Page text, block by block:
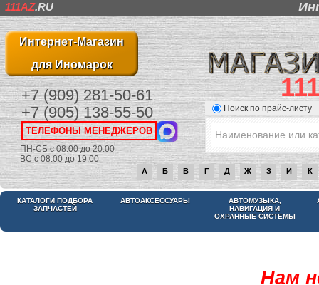
111AZ.RU
Интернет-Магазин
для Иномарок
+7 (909) 281-50-61
+7 (905) 138-55-50
ТЕЛЕФОНЫ МЕНЕДЖЕРОВ
ПН-СБ с 08:00 до 20:00
ВС с 08:00 до 19:00
Поиск по прайс-листу
А Б В Г Д Ж З И К
КАТАЛОГИ ПОДБОРА
ЗАПЧАСТЕЙ
АВТОАКСЕССУАРЫ
АВТОМУЗЫКА,
НАВИГАЦИЯ И
ОХРАННЫЕ СИСТЕМЫ
Нам